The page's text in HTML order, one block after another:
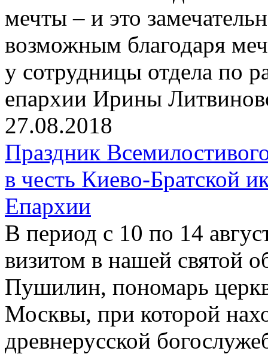
мечты – и это
возможным благодаря
у сотрудницы отдела по
епархии Ирины
27.08.2018
Праздник
в честь Киево-Братской
Епархии
В период с 10 по 14
визитом в нашей святой
Пушилин, пономарь
Москвы, при которой
древнерусской